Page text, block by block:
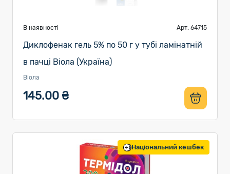
В наявності Арт. 64715
Диклофенак гель 5% по 50 г у тубі ламінатній
в пачці Віола (Україна)
Віола
145.00 ₴
Національний кешбек